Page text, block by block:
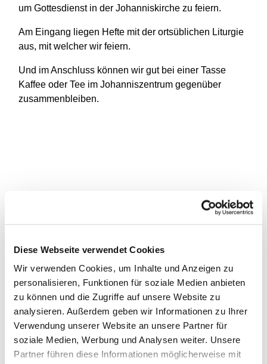
Diese Webseite verwendet Cookies
Wir verwenden Cookies, um Inhalte und Anzeigen zu
personalisieren, Funktionen für soziale Medien anbieten
zu können und die Zugriffe auf unsere Website zu
analysieren. Außerdem geben wir Informationen zu Ihrer
Verwendung unserer Website an unsere Partner für
soziale Medien, Werbung und Analysen weiter. Unsere
Partner führen diese Informationen möglicherweise mit
um Gottesdienst in der Johanniskirche zu feiern.
Am Eingang liegen Hefte mit der ortsüblichen Liturgie
aus, mit welcher wir feiern.
Und im Anschluss können wir gut bei einer Tasse
Kaffee oder Tee im Johanniszentrum gegenüber
zusammenbleiben.